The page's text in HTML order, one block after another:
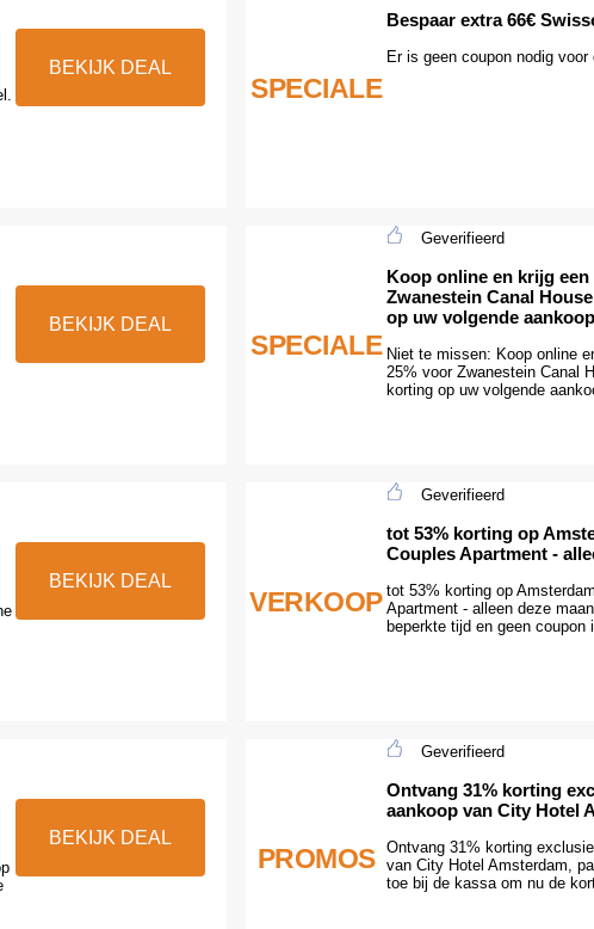
BEKIJK DEAL
SPECIALE
Bespaar extra 66€
Er is geen coupon nodig voor
BEKIJK DEAL
SPECIALE
Geverifieerd
Koop online en krijg een
Zwanestein Canal
op uw volgende aankoop
Niet te missen: Koop online
25% voor Zwanestein Canal
korting op uw volgende
BEKIJK DEAL
VERKOOP
Geverifieerd
tot 53% korting op
Couples Apartment -
tot 53% korting op
Apartment - alleen deze
beperkte tijd en geen coupon
BEKIJK DEAL
PROMOS
Geverifieerd
Ontvang 31% korting
aankoop van City Hotel
Ontvang 31% korting
van City Hotel Amsterdam,
toe bij de kassa om nu de